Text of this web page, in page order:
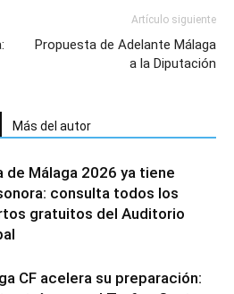
Artículo siguiente
Propuesta de Adelante Málaga
a la Diputación
Más del autor
de Málaga 2026 ya tiene
consulta todos los
gratuitos del Auditorio
CF acelera su preparación: